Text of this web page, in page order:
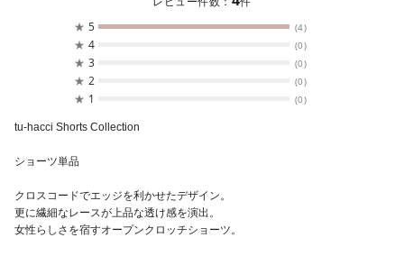
★ 5 (4)
★ 4 (0)
★ 3 (0)
★ 2 (0)
★ 1 (0)
tu-hacci Shorts Collection
ショーツ単品
クロスコードでエッジを利かせたデザイン。
更に繊細なレースが上品な透け感を演出。
女性らしさを宿すオープンクロッチショーツ。